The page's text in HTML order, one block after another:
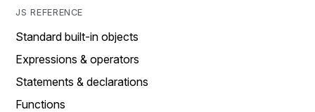
JS REFERENCE
Standard built-in objects
Expressions & operators
Statements & declarations
Functions